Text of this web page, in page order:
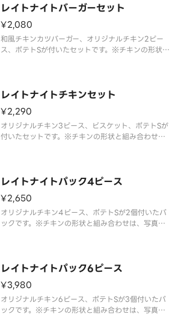
ご提供となります。時間帯により価格が異なります
ので、あらかじめご了承くださ
レイトナイトバーガーセット
¥2,080
和風チキンカツバーガー、オリジナルチキン2ピー
ス、ポテトSが付いたセットです。※チキンの形状と
ざいます。※22時以降のみ販
レイトナイトチキンセット
¥2,290
オリジナルチキン3ピース、ビスケット、ポテトSが
付いたセットです。※チキンの形状と組み合わせ
※22時以降のみ販売の特別なセ
レイトナイトパック4ピース
¥2,650
オリジナルチキン4ピース、ポテトSが2個付いたパ
ックです。※チキンの形状と組み合わせは、写真と
のみ販売の特別なパック
レイトナイトパック6ピース
¥3,980
オリジナルチキン6ピース、ポテトSが3個付いたパ
ックです。※チキンの形状と組み合わせは、写真と